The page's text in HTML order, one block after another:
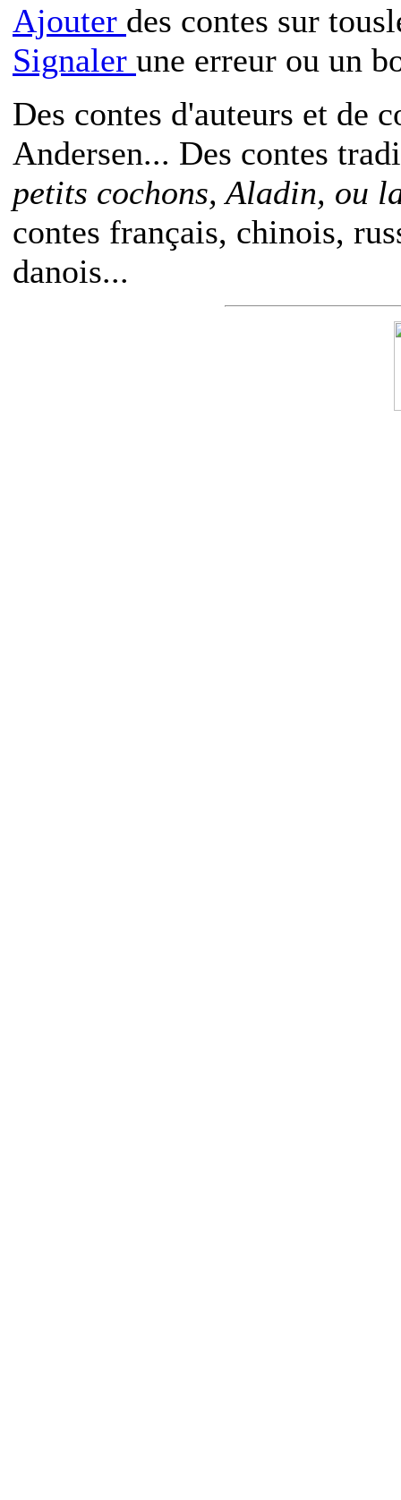
Ajouter des contes sur
Signaler une erreur ou un
Des contes d'auteurs et de
Andersen... Des contes
petits cochons, Aladin, ou
contes français, chinois,
danois...